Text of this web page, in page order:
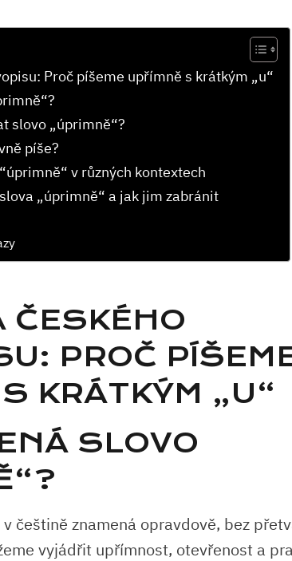
Proč píšeme upřímně s krátkým „u“
slovo „úprimně“?
píše?
v různých kontextech
„úprimně“ a jak jim zabránit
ČESKÉHO
PROČ
KRÁTKÝM „U“
SLOVO
češtině znamená opravdově, bez
vyjádřit upřímnost, otevřenost a⁢